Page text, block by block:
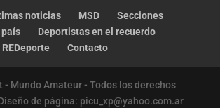
noticias MSD
Secciones
Deportistas en el recuerdo
REDeporte
Contacto
- Mundo Amateur - Todos los derechos
de página: picu_xp@yahoo.com.ar